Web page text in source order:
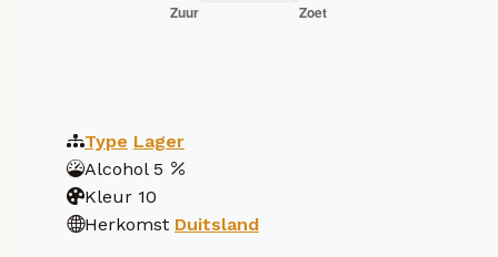
Type Lager
Alcohol 5
Kleur 10
Herkomst Duitsland